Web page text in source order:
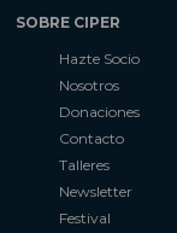
SOBRE CIPER
Hazte Socio
Nosotros
Donaciones
Contacto
Talleres
Newsletter
Festival